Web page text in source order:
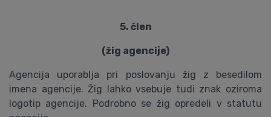
5. člen
(žig agencije)
Agencija uporablja pri poslovanju žig z besedilom
imena agencije. Žig lahko vsebuje tudi znak oziroma
logotip agencije. Podrobno se žig opredeli v statutu